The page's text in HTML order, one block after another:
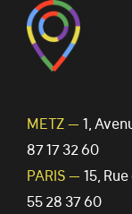
METZ — 1,
87 17 32 60
PARIS — 15,
55 28 37 60